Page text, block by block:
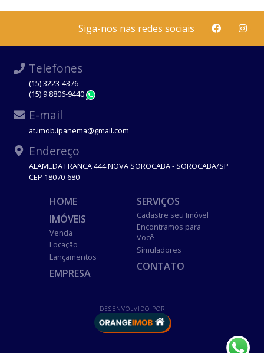
Siga-nos nas redes sociais
Telefones
(15) 3223-4376
(15) 9 8806-9440
E-mail
at.imob.ipanema@gmail.com
Endereço
ALAMEDA FRANCA 444 NOVA SOROCABA - SOROCABA/SP
CEP 18070-680
HOME
IMÓVEIS
Venda
Locação
Lançamentos
EMPRESA
SERVIÇOS
Cadastre seu Imóvel
Encontramos para
Você
Simuladores
CONTATO
DESENVOLVIDO POR